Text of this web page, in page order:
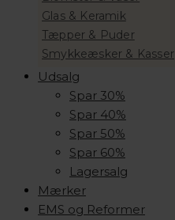
Glas & Keramik
Tæpper & Puder
Smykkeæsker & Kasser
Udsalg
Spar 30%
Spar 40%
Spar 50%
Spar 60%
Lagersalg
Mærker
EMS og Reformer